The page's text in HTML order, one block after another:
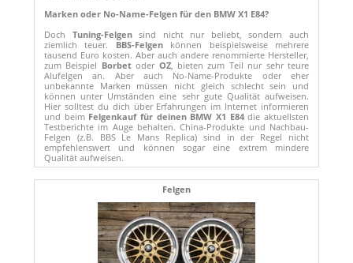
Marken oder No-Name-Felgen für den BMW X1 E84?
Doch Tuning-Felgensind nicht nur beliebt, sondern auch
ziemlich teuer. BBS-Felgenkönnen beispielsweise mehrere
tausend Euro kosten. Aber auch andere renommierte Hersteller,
zum Beispiel Borbetoder OZ, bieten zum Teil nur sehr teure
Alufelgen an. Aber auch No-Name-Produkte oder eher
unbekannte Marken müssen nicht gleich schlecht sein und
können unter Umständen eine sehr gute Qualität aufweisen.
Hier solltest du dich über Erfahrungen im Internet informieren
und beim Felgenkauf für deinen BMW X1 E84die aktuellsten
Testberichte im Auge behalten. China-Produkte und Nachbau-
Felgen (z.B. BBS Le Mans Replica) sind in der Regel nicht
empfehlenswert und können sogar eine extrem mindere
Qualität aufweisen.
Felgen